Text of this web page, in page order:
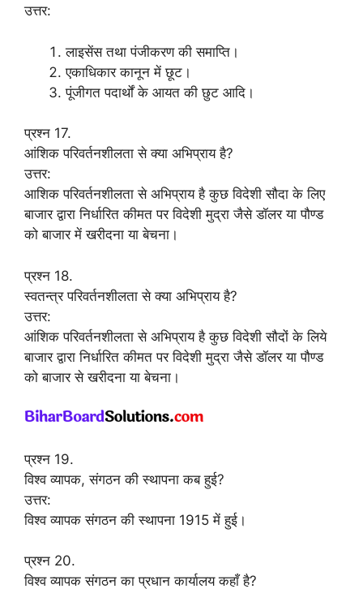
उत्तर:
लाइसेंस तथा पंजीकरण की समाप्ति।
एकाधिकार कानून में छूट।
पूंजीगत पदार्थों के आयत की छुट आदि।
प्रश्न 17.
आंशिक परिवर्तनशीलता से क्या अभिप्राय है?
उत्तर:
आशिक परिवर्तनशीलता से अभिप्राय है कुछ विदेशी सौदा के लिए
बाजार द्वारा निर्धारित कीमत पर विदेशी मुद्रा जैसे डॉलर या पौण्ड
को बाजार में खरीदना या बेचना।
प्रश्न 18.
स्वतन्त्र परिवर्तनशीलता से क्या अभिप्राय है?
उत्तर:
आंशिक परिवर्तनशीलता से अभिप्राय है कुछ विदेशी सौदों के लिये
बाजार द्वारा निर्धारित कीमत पर विदेशी मुद्रा जैसे डॉलर या पौण्ड
को बाजार से खरीदना या बेचना।
प्रश्न 19.
विश्व व्यापक, संगठन की स्थापना कब हुई?
उत्तर:
विश्व व्यापक संगठन की स्थापना 1915 में हुई।
प्रश्न 20.
विश्व व्यापक संगठन का प्रधान कार्यालय कहाँ है?